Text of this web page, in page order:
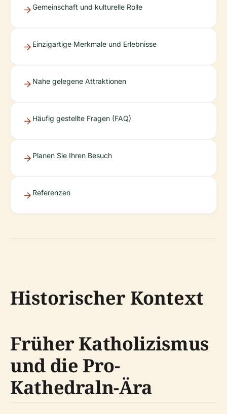
Gemeinschaft und kulturelle Rolle
Einzigartige Merkmale und Erlebnisse
Nahe gelegene Attraktionen
Häufig gestellte Fragen (FAQ)
Planen Sie Ihren Besuch
Referenzen
Historischer Kontext
Früher Katholizismus
und die Pro-
Kathedraln-Ära